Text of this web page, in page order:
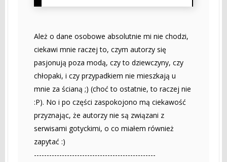
Ależ o dane osobowe absolutnie mi nie chodzi,
ciekawi mnie raczej to, czym autorzy się
pasjonują poza modą, czy to dziewczyny, czy
chłopaki, i czy przypadkiem nie mieszkają u
mnie za ścianą ;) (choć to ostatnie, to raczej nie
:P). No i po części zaspokojono mą ciekawość
przyznając, że autorzy nie są związani z
serwisami gotyckimi, o co miałem również
zapytać :)
------------------------------------------------